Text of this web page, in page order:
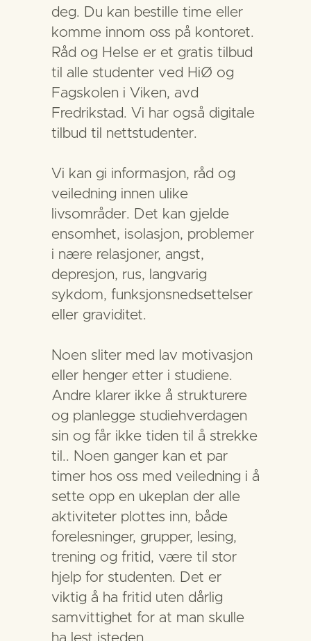
deg. Du kan bestille time eller
komme innom oss på kontoret.
Råd og Helse er et gratis tilbud
til alle studenter ved HiØ og
Fagskolen i Viken, avd
Fredrikstad. Vi har også digitale
tilbud til nettstudenter.
Vi kan gi informasjon, råd og
veiledning innen ulike
livsområder. Det kan gjelde
ensomhet, isolasjon, problemer
i nære relasjoner, angst,
depresjon, rus, langvarig
sykdom, funksjonsnedsettelser
eller graviditet.
Noen sliter med lav motivasjon
eller henger etter i studiene.
Andre klarer ikke å strukturere
og planlegge studiehverdagen
sin og får ikke tiden til å strekke
til.. Noen ganger kan et par
timer hos oss med veiledning i å
sette opp en ukeplan der alle
aktiviteter plottes inn, både
forelesninger, grupper, lesing,
trening og fritid, være til stor
hjelp for studenten. Det er
viktig å ha fritid uten dårlig
samvittighet for at man skulle
ha lest isteden.